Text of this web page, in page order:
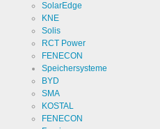
SolarEdge
KNE
Solis
RCT Power
FENECON
Speichersysteme
BYD
SMA
KOSTAL
FENECON